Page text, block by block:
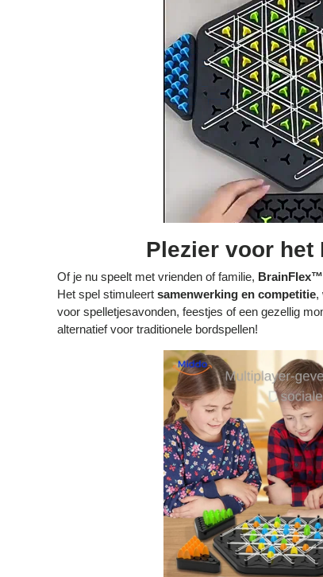
Plezier voor het
Of je nu speelt met vrienden of familie,
Het spel stimuleert samenwerking en competitie,
voor spelletjesavonden, feestjes of een gezellig
alternatief voor traditionele bordspellen!